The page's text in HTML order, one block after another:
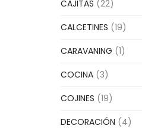
CAJITAS (22)
CALCETINES (19)
CARAVANING (1)
COCINA (3)
COJINES (19)
DECORACIÓN (4)